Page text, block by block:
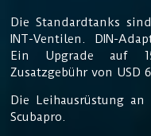
Die Standardtanks
INT-Ventilen. DIN-
Ein Upgrade auf
Zusatzgebühr von USD
Die Leihausrüstung
Scubapro.